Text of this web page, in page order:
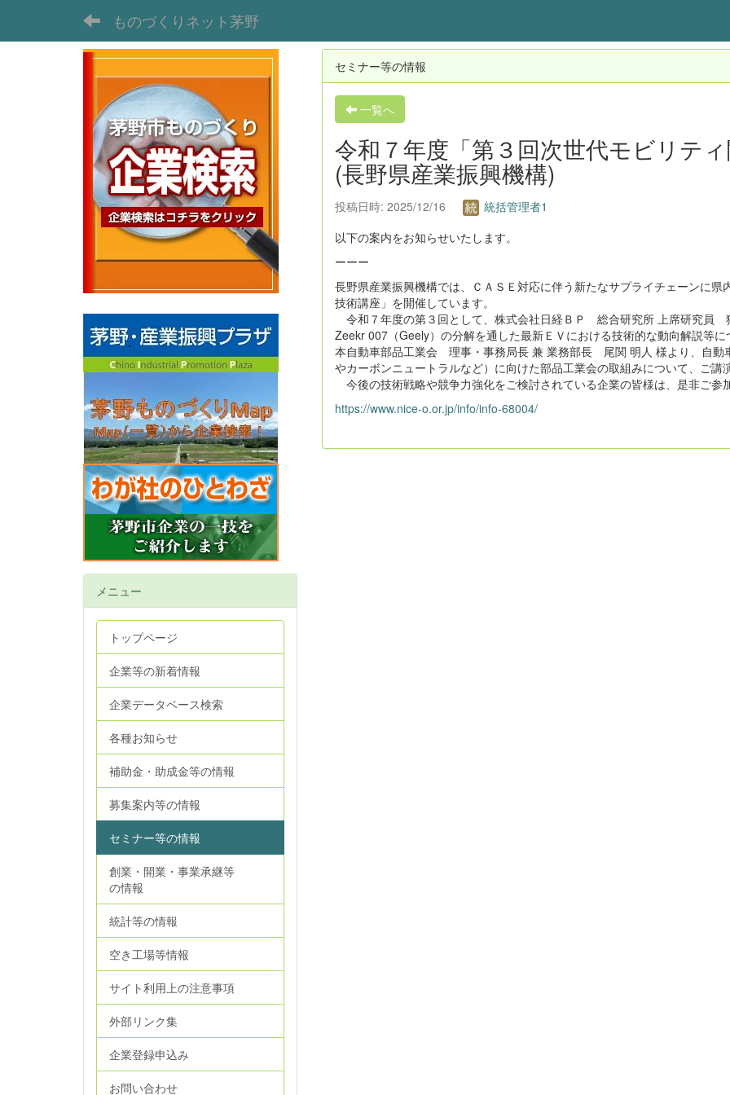
ものづくりネット茅野
セミナー等の情報
一覧へ
令和７年度「第３回次世代モビリテ
(長野県産業振興機構)
投稿日時: 2025/12/16
統括管理者1
以下の案内をお知らせいたします。
ーーー
長野県産業振興機構では、ＣＡＳＥ対応に伴う新たなサプライチェーンに
技術講座」を開催しています。
令和７年度の第３回として、株式会社日経ＢＰ 総合研究所 上席研究員
Zeekr 007（Geely）の分解を通した最新ＥＶにおける技術的な動向解説等
本自動車部品工業会 理事・事務局長 兼 業務部長 尾関 明人 様より、自動
やカーボンニュートラルなど）に向けた部品工業会の取組みについて、ご講
今後の技術戦略や競争力強化をご検討されている企業の皆様は、是非ご参
https://www.nice-o.or.jp/info/info-68004/
メニュー
トップページ
企業等の新着情報
企業データベース検索
各種お知らせ
補助金・助成金等の情報
募集案内等の情報
セミナー等の情報
創業・開業・事業承継等
の情報
統計等の情報
空き工場等情報
サイト利用上の注意事項
外部リンク集
企業登録申込み
お問い合わせ